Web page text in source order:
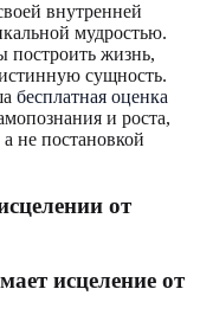
внутренней
мудростью.
построить жизнь,
сущность.
бесплатная оценка
и роста,
не постановкой
от
исцеление от